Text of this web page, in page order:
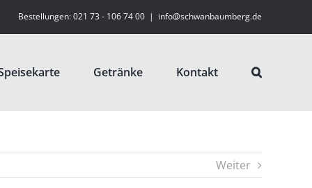
Bestellungen: 021 73 - 106 74 00 | info@schwanbaumberg.de
Getränke Kontakt
Weiter